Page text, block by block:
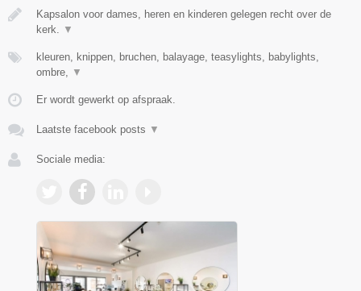
Kapsalon voor dames, heren en kinderen gelegen recht over de
kerk.
▼
kleuren, knippen, bruchen, balayage, teasylights, babylights,
ombre,
▼
Er wordt gewerkt op afspraak.
Laatste facebook posts ▼
Sociale media: